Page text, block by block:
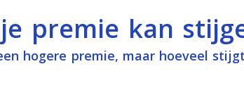
premie kan
hogere premie, maar hoeveel